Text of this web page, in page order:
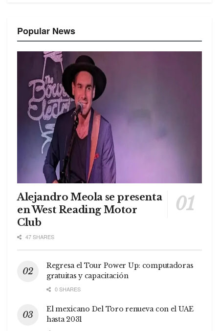
Popular News
Alejandro Meola se presenta
en West Reading Motor
Club
47 SHARES
Regresa el Tour Power Up: computadoras
gratuitas y capacitación
0 SHARES
El mexicano Del Toro renueva con el UAE
hasta 2031